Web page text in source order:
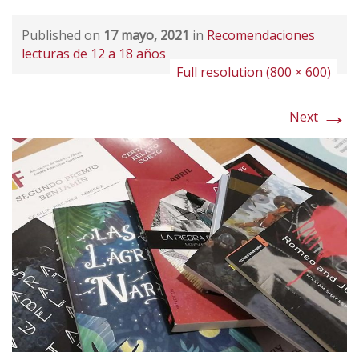
Published on 17 mayo, 2021 in Recomendaciones
lecturas de 12 a 18 años
Full resolution (800 × 600)
Next →